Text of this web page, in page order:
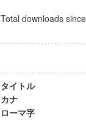
Total downloads
タイトル
カナ
ローマ字